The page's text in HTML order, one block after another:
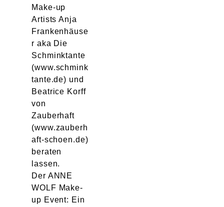
Make-up
Artists Anja
Frankenhäuse
r aka Die
Schminktante
(www.schmink
tante.de) und
Beatrice Korff
von
Zauberhaft
(www.zauberh
aft-schoen.de)
beraten
lassen.
Der ANNE
WOLF Make-
up Event: Ein